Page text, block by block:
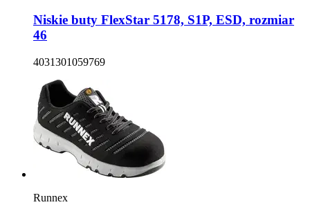
Niskie buty FlexStar 5178, S1P, ESD, rozmiar
46
4031301059769
Runnex